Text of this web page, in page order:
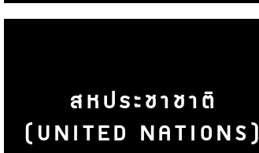
สหประชาชาติ
(UNITED NATIONS)